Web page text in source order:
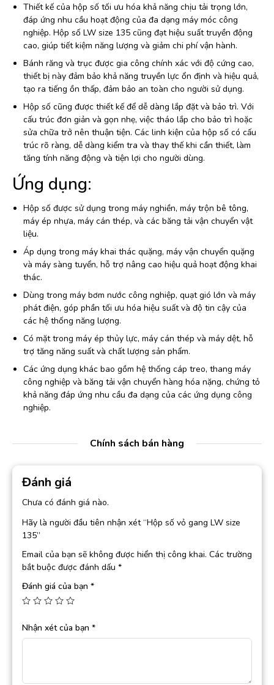
Thiết kế của hộp số tối ưu hóa khả năng chịu tải trọng lớn,
đáp ứng nhu cầu hoạt động của đa dạng máy móc công
nghiệp. Hộp số LW size 135 cũng đạt hiệu suất truyền động
cao, giúp tiết kiệm năng lượng và giảm chi phí vận hành.
Bánh răng và trục được gia công chính xác với độ cứng cao,
thiết bị này đảm bảo khả năng truyền lực ổn định và hiệu quả,
tạo ra tiếng ồn thấp, đảm bảo an toàn cho người sử dụng.
Hộp số cũng được thiết kế để dễ dàng lắp đặt và bảo trì. Với
cấu trúc đơn giản và gọn nhẹ, việc tháo lắp cho bảo trì hoặc
sửa chữa trở nên thuận tiện. Các linh kiện của hộp số có cấu
trúc rõ ràng, dễ dàng kiểm tra và thay thế khi cần thiết, làm
tăng tính năng động và tiện lợi cho người dùng.
Ứng dụng:
Hộp số được sử dụng trong máy nghiền, máy trộn bê tông,
máy ép nhựa, máy cán thép, và các băng tải vận chuyển vật
liệu.
Áp dụng trong máy khai thác quặng, máy vận chuyển quặng
và máy sàng tuyển, hỗ trợ nâng cao hiệu quả hoạt động khai
thác.
Dùng trong máy bơm nước công nghiệp, quạt gió lớn và máy
phát điện, góp phần tối ưu hóa hiệu suất và độ tin cậy của
các hệ thống năng lượng.
Có mặt trong máy ép thủy lực, máy cán thép và máy dệt, hỗ
trợ tăng năng suất và chất lượng sản phẩm.
Các ứng dụng khác bao gồm hệ thống cáp treo, thang máy
công nghiệp và băng tải vận chuyển hàng hóa nặng, chứng tỏ
khả năng đáp ứng nhu cầu đa dạng của các ứng dụng công
nghiệp.
Chính sách bán hàng
Đánh giá
Chưa có đánh giá nào.
Hãy là người đầu tiên nhận xét “Hộp số vỏ gang LW size
135”
Email của bạn sẽ không được hiển thị công khai. Các trường
bắt buộc được đánh dấu *
Đánh giá của bạn *
Nhận xét của bạn *